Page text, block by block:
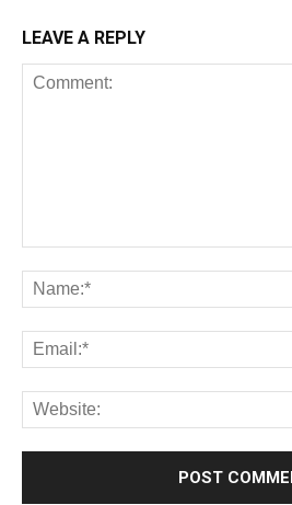
LEAVE A REPLY